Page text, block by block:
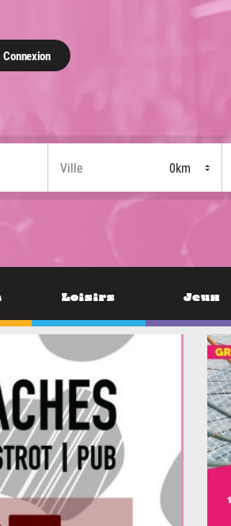
Connexion
Loisirs Jeux